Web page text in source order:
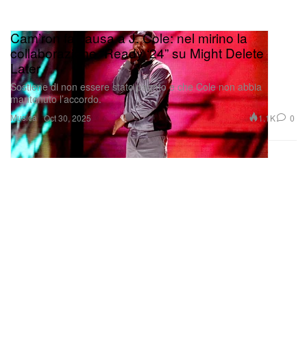
Musica
Cam’ron fa causa a J. Cole: nel mirino la
collaborazione “Ready ‘24” su Might Delete
Later
Sostiene di non essere stato pagato e che Cole non abbia
mantenuto l’accordo.
Oct 30, 2025 1.1K 0